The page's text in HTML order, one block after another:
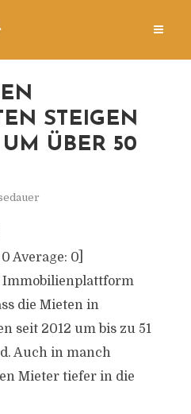
STEIGEN D
ÜBER 50 P
0 Average: 0]
Immobilienplattform
die Mieten in
seit 2012 um bis zu 51
Auch in manch
Mieter tiefer in die